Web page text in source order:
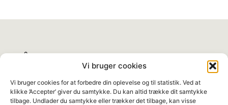
Vi bruger cookies
Vi bruger cookies for at forbedre din oplevelse og til statistik. Ved at
klikke ’Accepter’ giver du samtykke. Du kan altid trække dit samtykke
tilbage. Undlader du samtykke eller trækker det tilbage, kan visse
MÅLGRUPPEN
Målgruppen svarer primært til målgruppen beskrevet i
Lov om en aktiv beskæftigelsesindsats, kapitel 3, §6,
nummer 3-13som eksempelvis: